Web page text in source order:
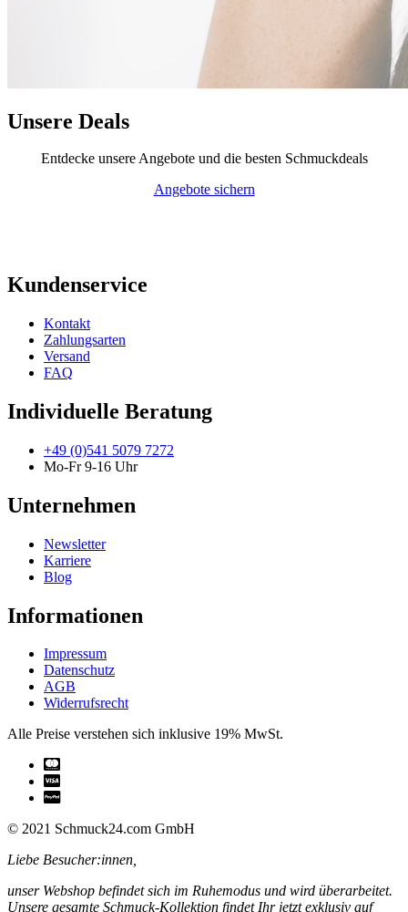
Unsere Deals
Entdecke unsere Angebote und die besten Schmuckdeals
Angebote sichern
Kundenservice
Kontakt
Zahlungsarten
Versand
FAQ
Individuelle Beratung
+49 (0)541 5079 7272
Mo-Fr 9-16 Uhr
Unternehmen
Newsletter
Karriere
Blog
Informationen
Impressum
Datenschutz
AGB
Widerrufsrecht
Alle Preise verstehen sich inklusive 19% MwSt.
© 2021 Schmuck24.com GmbH
Liebe Besucher:innen,
unser Webshop befindet sich im Ruhemodus und wird überarbeitet.
Unsere gesamte Schmuck-Kollektion findet Ihr jetzt exklusiv auf